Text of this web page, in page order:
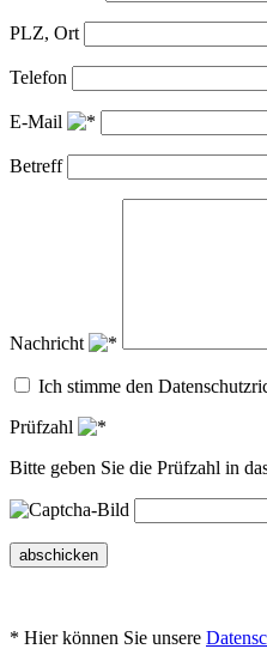
PLZ, Ort
Telefon
E-Mail
Betreff
Nachricht
Ich stimme den
Prüfzahl
Bitte geben Sie die Prüfzahl in
abschicken
* Hier können Sie unsere